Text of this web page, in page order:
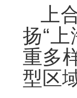
上
扬“
重多
型区